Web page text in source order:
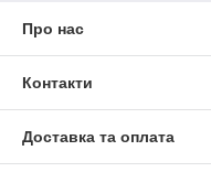
Про нас
Контакти
Доставка та оплата